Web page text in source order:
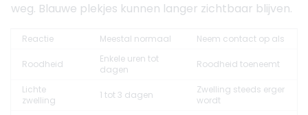
weg. Blauwe plekjes kunnen langer zichtbaar blijven.
Reactie Meestal normaal Neem contact op als
Roodheid
Enkele uren tot
dagen
Roodheid toeneemt
Lichte
zwelling
1 tot 3 dagen
Zwelling steeds erger
wordt